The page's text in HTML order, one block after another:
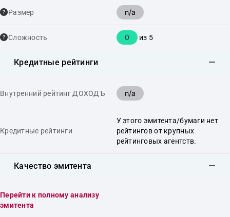
Размер n/a
Сложность 0 из 5
Кредитные рейтинги
Внутренний рейтинг ДОХОДЪ n/a
Кредитные рейтинги
У этого эмитента/бумаги нет
рейтингов от крупных
рейтинговых агентств.
Качество эмитента
Перейти к полному анализу
эмитента